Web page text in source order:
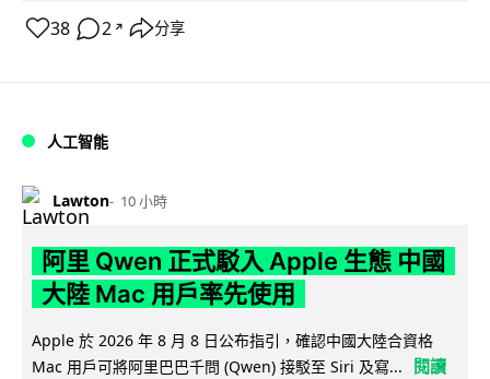
38 2 ↗ 分享
人工智能
Lawton 10 小時
阿里 Qwen 正式駁入 Apple 生態 中國
大陸 Mac 用戶率先使用
Apple 於 2026 年 8 月 8 日公布指引，確認中國大陸合資格
Mac 用戶可將阿里巴巴千問 (Qwen) 接駁至 Siri 及寫...
閱讀